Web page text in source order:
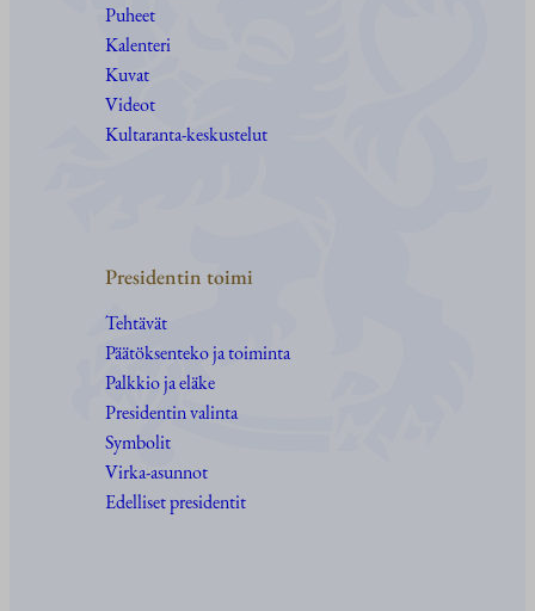
Puheet
Kalenteri
Kuvat
Videot
Kultaranta-keskustelut
Presidentin toimi
Tehtävät
Päätöksenteko ja toiminta
Palkkio ja eläke
Presidentin valinta
Symbolit
Virka-asunnot
Edelliset presidentit